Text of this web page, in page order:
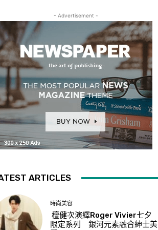
- Advertisement -
ARTICLES
時尚美容
檀健次演繹Roger Vivier七夕
限定系列 銀河元素融合紳士美